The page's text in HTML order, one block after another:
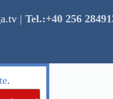
| Tel.:+40 256
.